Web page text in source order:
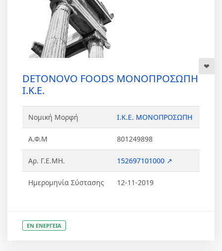
DETONOVO FOODS ΜΟΝΟΠΡΟΣΩΠΗ
Ι.Κ.Ε.
Νομική Μορφή Ι.Κ.Ε. ΜΟΝΟΠΡΟΣΩΠΗ
Α.Φ.Μ 801249898
Αρ. Γ.Ε.ΜΗ. 152697101000 ↗
Ημερομηνία Σύστασης 12-11-2019
ΕΝ ΕΝΕΡΓΕΙΑ